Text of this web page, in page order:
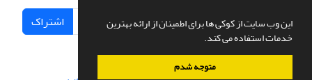
این وب سایت از کوکی ها برای اطمینان از ارائه بهترین
خدمات استفاده می کند.
متوجه شدم
اشتراک